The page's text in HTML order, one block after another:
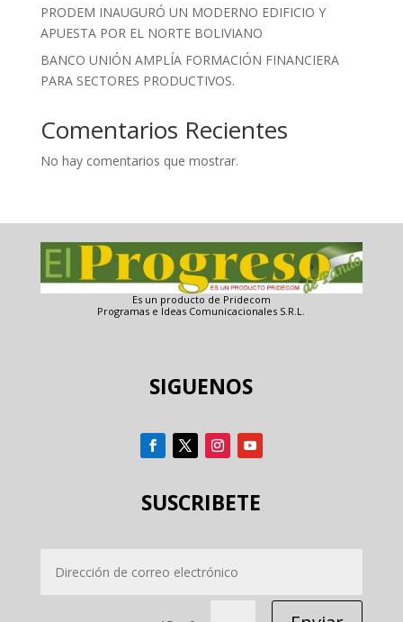
PRODEM INAUGURÓ UN MODERNO EDIFICIO Y
APUESTA POR EL NORTE BOLIVIANO
BANCO UNIÓN AMPLÍA FORMACIÓN FINANCIERA
PARA SECTORES PRODUCTIVOS.
Comentarios Recientes
No hay comentarios que mostrar.
Es un producto de Pridecom
Programas e Ideas Comunicacionales S.R.L.
SIGUENOS
SUSCRIBETE